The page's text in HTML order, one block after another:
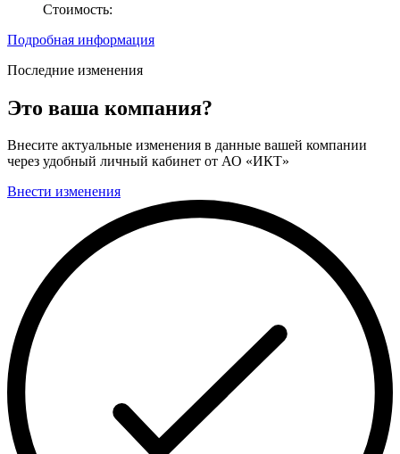
Стоимость:
Подробная информация
Последние изменения
Это ваша компания?
Внесите актуальные изменения в данные вашей компании
через удобный личный кабинет от АО «ИКТ»
Внести изменения